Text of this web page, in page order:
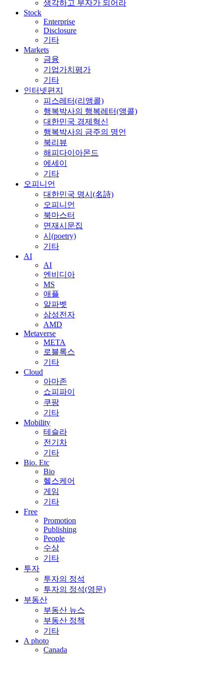
생각하고 부자가 되어라
Stock
Enterprise
Disclosure
기타
Markets
금융
기업가치평가
기타
인터넷편지
피스레터(리앵콜)
행복박사의 행복레터(앵콜)
대한민국 경제혁신
행복박사의 금주의 명언
북리뷰
해피다이아몬드
에세이
기타
오피니언
대한민국 명시(名詩)
오피니언
북마스터
면재시문집
시(poetry)
기타
AI
AI
엔비디아
MS
애플
알파벳
삼성전자
AMD
Metaverse
META
로블록스
기타
Cloud
아마존
쇼피파이
쿠팡
기타
Mobility
테슬라
전기차
기타
Bio. Etc
Bio
헬스케어
게임
기타
Free
Promotion
Publishing
People
수상
기타
투자
투자의 정석
투자의 정석(영문)
부동산
부동산 뉴스
부동산 정책
기타
A photo
Canada